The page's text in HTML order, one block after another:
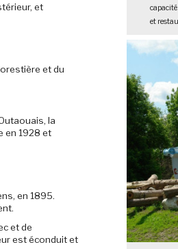
et
et du
la
en 1928 et
en 1895.
et de
est éconduit et
et